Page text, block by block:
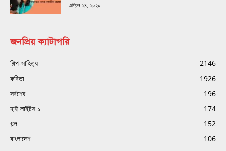
এপ্রিল ২৪, ২০২০
জনপ্রিয় ক্যাটাগরি
শিল্প-সাহিত্য
2146
কবিতা
1926
সর্বশেষ
196
হাই লাইটস ১
174
গল্প
152
বাংলাদেশ
106